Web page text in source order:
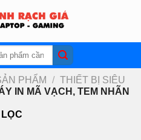
PHẨM / THIẾT BỊ SIÊU
IN MÃ VẠCH, TEM NHÃN
LỌC